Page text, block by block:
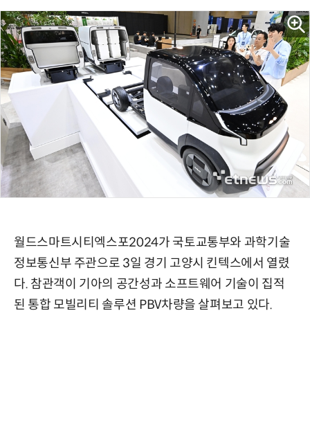
월드스마트시티엑스포2024가 국토교통부와 과학기술
정보통신부 주관으로 3일 경기 고양시 킨텍스에서 열렸
다. 참관객이 기아의 공간성과 소프트웨어 기술이 집적
된 통합 모빌리티 솔루션 PBV차량을 살펴보고 있다.